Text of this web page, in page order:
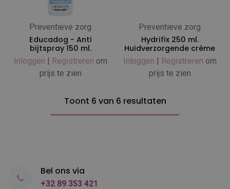
Preventieve zorg
Educadog - Anti
bijtspray 150 ml.
Inloggen | Registreren om
prijs te zien
Preventieve zorg
Hydrifix 250 ml.
Huidverzorgende crème
Inloggen | Registreren om
prijs te zien
Toont 6 van 6 resultaten
Bel ons via
+32 89 353 421